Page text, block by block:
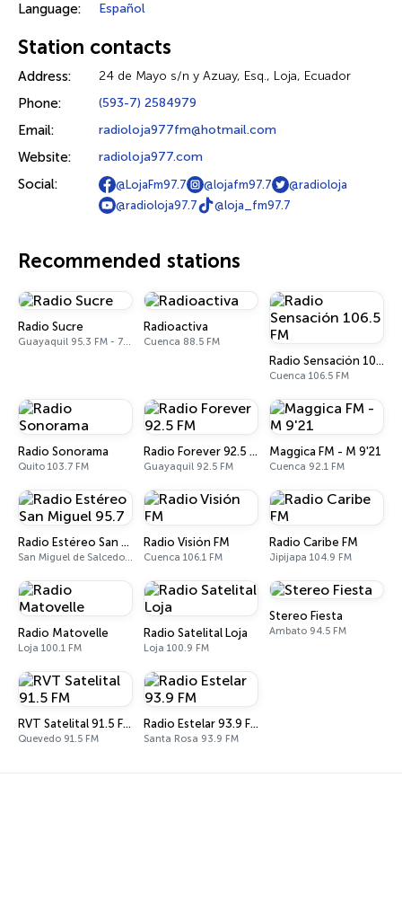
Language: Español
Station contacts
Address: 24 de Mayo s/n y Azuay, Esq., Loja, Ecuador
Phone: (593-7) 2584979
Email: radioloja977fm@hotmail.com
Website: radioloja977.com
Social: @LojaFm97.7 @lojafm97.7
@radioloja
@radioloja97.7
@loja_fm97.7
Recommended stations
Radio Sucre
Guayaquil 95.3 FM - 700 AM
Radioactiva
Cuenca 88.5 FM
Radio Sensación 106.5 FM
Cuenca 106.5 FM
Radio Sonorama
Quito 103.7 FM
Radio Forever 92.5 FM
Guayaquil 92.5 FM
Maggica FM - M 9'21
Cuenca 92.1 FM
Radio Estéreo San Miguel 95.7
San Miguel de Salcedo 95.7 FM
Radio Visión FM
Cuenca 106.1 FM
Radio Caribe FM
Jipijapa 104.9 FM
Radio Matovelle
Loja 100.1 FM
Radio Satelital Loja
Loja 100.9 FM
Stereo Fiesta
Ambato 94.5 FM
RVT Satelital 91.5 FM
Quevedo 91.5 FM
Radio Estelar 93.9 FM
Santa Rosa 93.9 FM